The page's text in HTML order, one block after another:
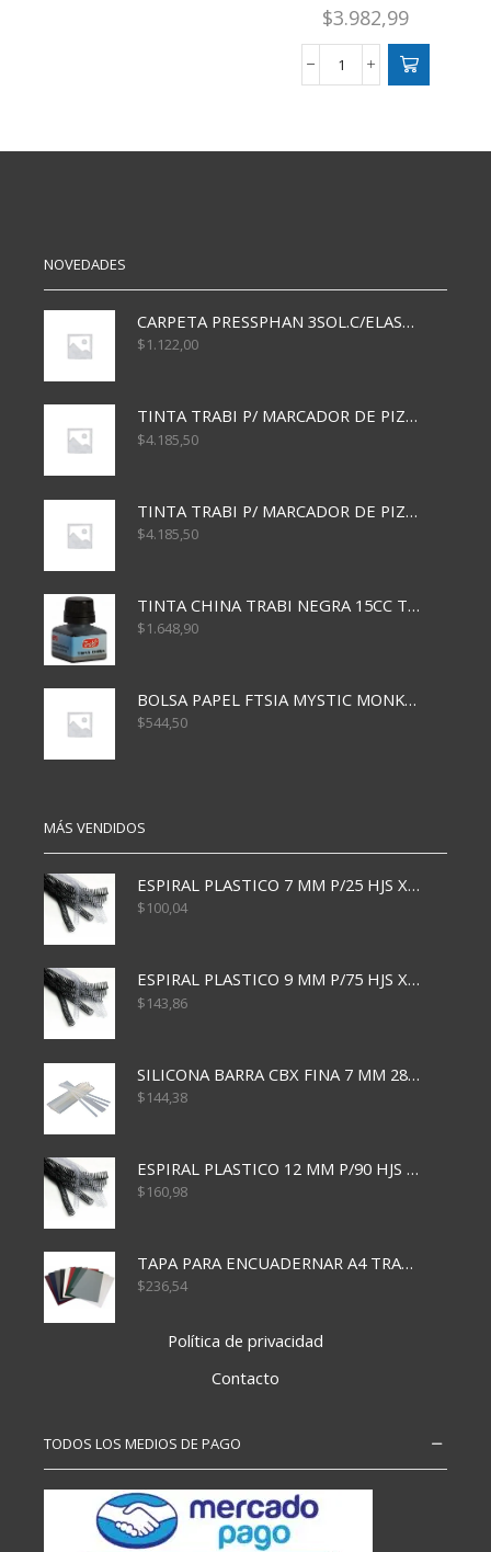
$3.982,99
FUNDA
CM
NOVEDADES
CARPETA PRESSPHAN 3SOL.C/ELAST MARRON A4 P01A
$1.122,00
TINTA TRABI P/ MARCADOR DE PIZARRA x30ml AZUL
$4.185,50
TINTA TRABI P/ MARCADOR DE PIZARRA x30ml ROJO
$4.185,50
TINTA CHINA TRABI NEGRA 15CC TR3460
$1.648,90
BOLSA PAPEL FTSIA MYSTIC MONKEY 14/08/20
$544,50
MÁS VENDIDOS
ESPIRAL PLASTICO 7 MM P/25 HJS X50x3000
$100,04
ESPIRAL PLASTICO 9 MM P/75 HJS X50X2400
$143,86
SILICONA BARRA CBX FINA 7 MM 28 CM
$144,38
ESPIRAL PLASTICO 12 MM P/90 HJS X50X1500
$160,98
TAPA PARA ENCUADERNAR A4 TRANSP x50x500
$236,54
Política de privacidad
Contacto
TODOS LOS MEDIOS DE PAGO